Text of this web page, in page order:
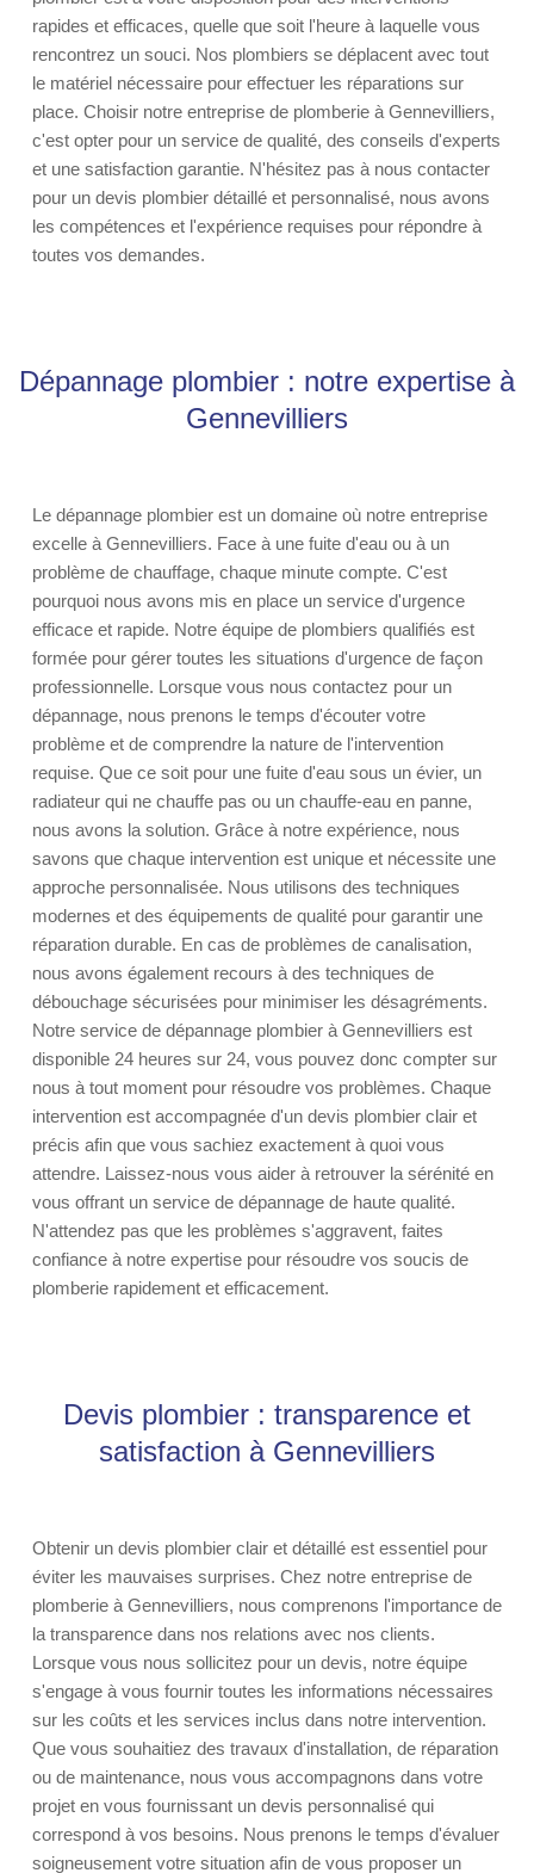
rapides et efficaces, quelle que soit l'heure à laquelle vous
rencontrez un souci. Nos plombiers se déplacent avec tout
le matériel nécessaire pour effectuer les réparations sur
place. Choisir notre entreprise de plomberie à Gennevilliers,
c'est opter pour un service de qualité, des conseils d'experts
et une satisfaction garantie. N'hésitez pas à nous contacter
pour un devis plombier détaillé et personnalisé, nous avons
les compétences et l'expérience requises pour répondre à
toutes vos demandes.
Dépannage plombier : notre expertise à
Gennevilliers
Le dépannage plombier est un domaine où notre entreprise
excelle à Gennevilliers. Face à une fuite d'eau ou à un
problème de chauffage, chaque minute compte. C'est
pourquoi nous avons mis en place un service d'urgence
efficace et rapide. Notre équipe de plombiers qualifiés est
formée pour gérer toutes les situations d'urgence de façon
professionnelle. Lorsque vous nous contactez pour un
dépannage, nous prenons le temps d'écouter votre
problème et de comprendre la nature de l'intervention
requise. Que ce soit pour une fuite d'eau sous un évier, un
radiateur qui ne chauffe pas ou un chauffe-eau en panne,
nous avons la solution. Grâce à notre expérience, nous
savons que chaque intervention est unique et nécessite une
approche personnalisée. Nous utilisons des techniques
modernes et des équipements de qualité pour garantir une
réparation durable. En cas de problèmes de canalisation,
nous avons également recours à des techniques de
débouchage sécurisées pour minimiser les désagréments.
Notre service de dépannage plombier à Gennevilliers est
disponible 24 heures sur 24, vous pouvez donc compter sur
nous à tout moment pour résoudre vos problèmes. Chaque
intervention est accompagnée d'un devis plombier clair et
précis afin que vous sachiez exactement à quoi vous
attendre. Laissez-nous vous aider à retrouver la sérénité en
vous offrant un service de dépannage de haute qualité.
N'attendez pas que les problèmes s'aggravent, faites
confiance à notre expertise pour résoudre vos soucis de
plomberie rapidement et efficacement.
Devis plombier : transparence et
satisfaction à Gennevilliers
Obtenir un devis plombier clair et détaillé est essentiel pour
éviter les mauvaises surprises. Chez notre entreprise de
plomberie à Gennevilliers, nous comprenons l'importance de
la transparence dans nos relations avec nos clients.
Lorsque vous nous sollicitez pour un devis, notre équipe
s'engage à vous fournir toutes les informations nécessaires
sur les coûts et les services inclus dans notre intervention.
Que vous souhaitiez des travaux d'installation, de réparation
ou de maintenance, nous vous accompagnons dans votre
projet en vous fournissant un devis personnalisé qui
correspond à vos besoins. Nous prenons le temps d'évaluer
soigneusement votre situation afin de vous proposer un